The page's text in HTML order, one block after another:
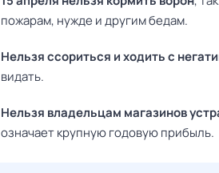
пожарам, нужде и другим бедам.
Нельзя ссориться и ходить с
видать.
Нельзя владельцам магазинов
означает крупную годовую прибыль.